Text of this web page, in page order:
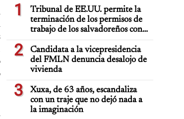
1
Tribunal de EE.UU. permite la
terminación de los permisos de
trabajo de los salvadoreños con
TPS
2
Candidata a la vicepresidencia
del FMLN denuncia desalojo de
vivienda
3
Xuxa, de 63 años, escandaliza
con un traje que no dejó nada a
la imaginación